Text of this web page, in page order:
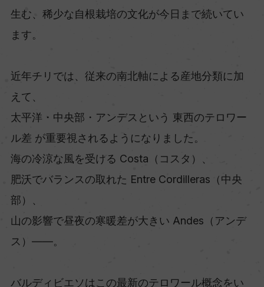
生む、稀少な自根栽培の文化が今日まで続いてい
ます。
近年チリでは、従来の南北軸による産地分類に加
えて、
太平洋・中央部・アンデスという 東西のテロワー
ル差 が重要視されるようになりました。
海の冷涼な風を受ける Costa（コスタ）、
肥沃でバランスの取れた Entre Cordilleras（中央
部）、
山の影響で昼夜の寒暖差が大きい Andes（アンデ
ス）――。
バルディビエソはこの最新のテロワール概念をい